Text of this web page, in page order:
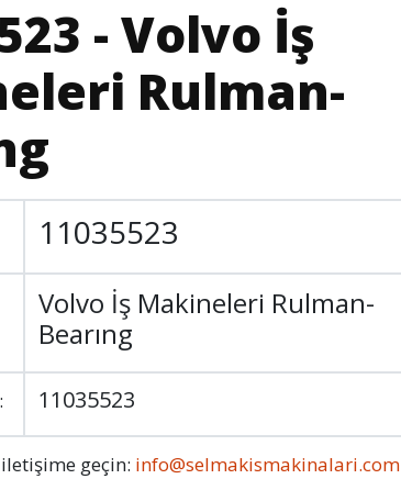
- Volvo İş
Rulman-
11035523
Volvo İş Makineleri Rulman-
Bearıng
11035523
geçin: info@selmakismakinalari.com